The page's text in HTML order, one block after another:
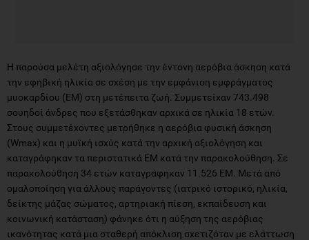
Η παρούσα μελέτη αξιολόγησε την έντονη αερόβια άσκηση κατά
την εφηβική ηλικία σε σχέση με την εμφάνιση εμφράγματος
μυοκαρδίου (ΕΜ) στη μετέπειτα ζωή. Συμμετείχαν 743.498
σουηδοί άνδρες που εξετάσθηκαν αρχικά σε ηλικία 18 ετών.
Στους συμμετέχοντες μετρήθηκε η αερόβια φυσική άσκηση
(Wmax) και η μυϊκή ισχύς κατά την αρχική αξιολόγηση και
καταγράφηκαν τα περιστατικά ΕΜ κατά την παρακολούθηση. Σε
παρακολούθηση 34 ετών καταγράφηκαν 11.526 ΕΜ. Μετά από
ομαλοποίηση για άλλους παράγοντες (ιατρικό ιστορικό, ηλικία,
δείκτης μάζας σώματος, αρτηριακή πίεση, εκπαίδευση και
κοινωνική κατάσταση) φάνηκε ότι η αύξηση της αερόβιας
ικανότητας κατά μια σταθερή απόκλιση σχετιζόταν με ελάττωση